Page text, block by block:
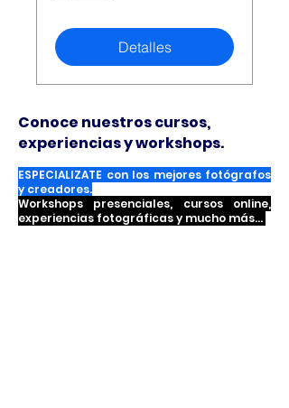
Detalles
Conoce nuestros cursos,
experiencias y workshops.
ESPECIALIZATE con los mejores fotógrafos
y creadores.
Workshops presenciales, cursos online,
experiencias fotográficas y mucho más...